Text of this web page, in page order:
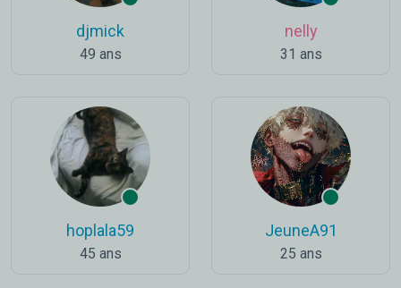
djmick
49 ans
nelly
31 ans
hoplala59
45 ans
JeuneA91
25 ans